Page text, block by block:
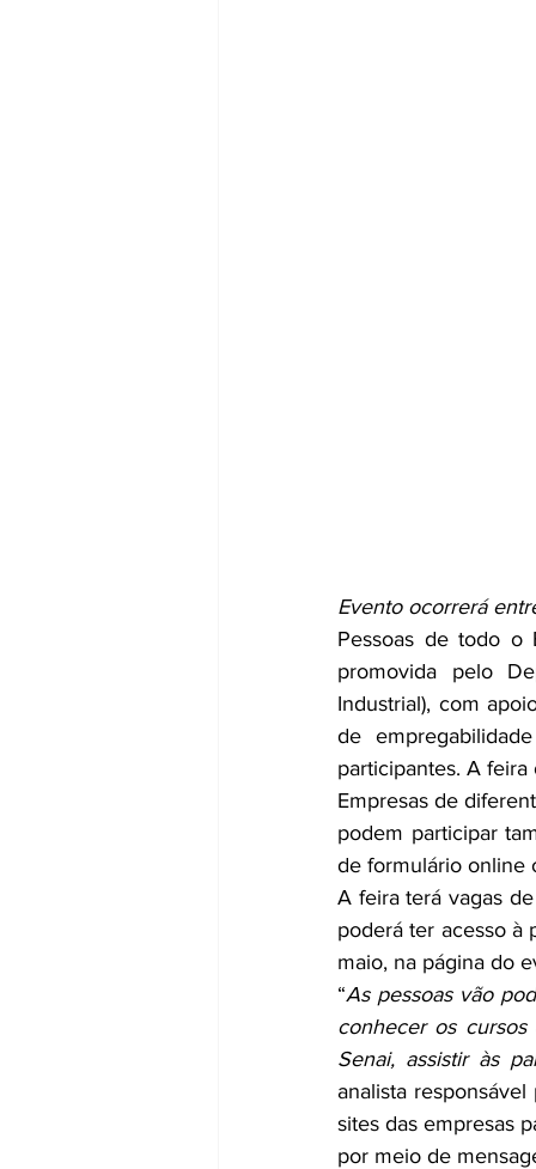
Evento ocorrerá
Pessoas de todo o
promovida pelo
Industrial), com
de
participantes. A
Empresas de
podem participar
de formulário online
A feira terá vagas
poderá ter acesso à
maio, na página do
“As pessoas vão
conhecer os
Senai, assistir às
analista
sites das empresas
por meio de